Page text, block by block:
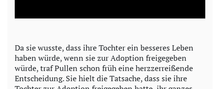
a
y
V
i
Da sie wusste, dass ihre Tochter ein besseres Leben
haben würde, wenn sie zur Adoption freigegeben
würde, traf Pullen schon früh eine herzzerreißende
Entscheidung. Sie hielt die Tatsache, dass sie ihre